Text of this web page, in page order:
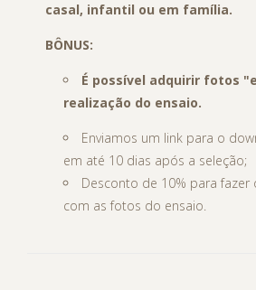
casal, infantil ou em família.
BÔNUS:
É possível adquirir fotos
realização do ensaio.
Enviamos um link para o
em até 10 dias após a seleção;
Desconto de 10% para
com as fotos do ensaio.